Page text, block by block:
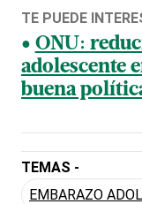
TE PUEDE
ONU:
adolescente
buena
TEMAS -
EMBARAZO